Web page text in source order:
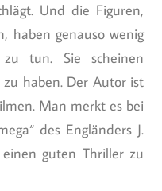
Und die Figuren,
haben genauso wenig
zu tun. Sie scheinen
haben. Der Autor ist
Man merkt es bei
des Engländers J.
guten Thriller zu